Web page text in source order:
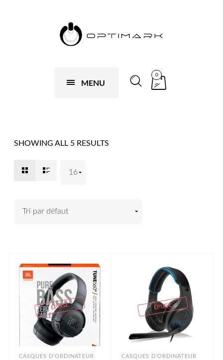
MENU
0
SHOWING ALL 5 RESULTS
ÉPUISÉ
CASQUES D’ORDINATEUR
ÉPUISÉ
CASQUES D’ORDINATEUR